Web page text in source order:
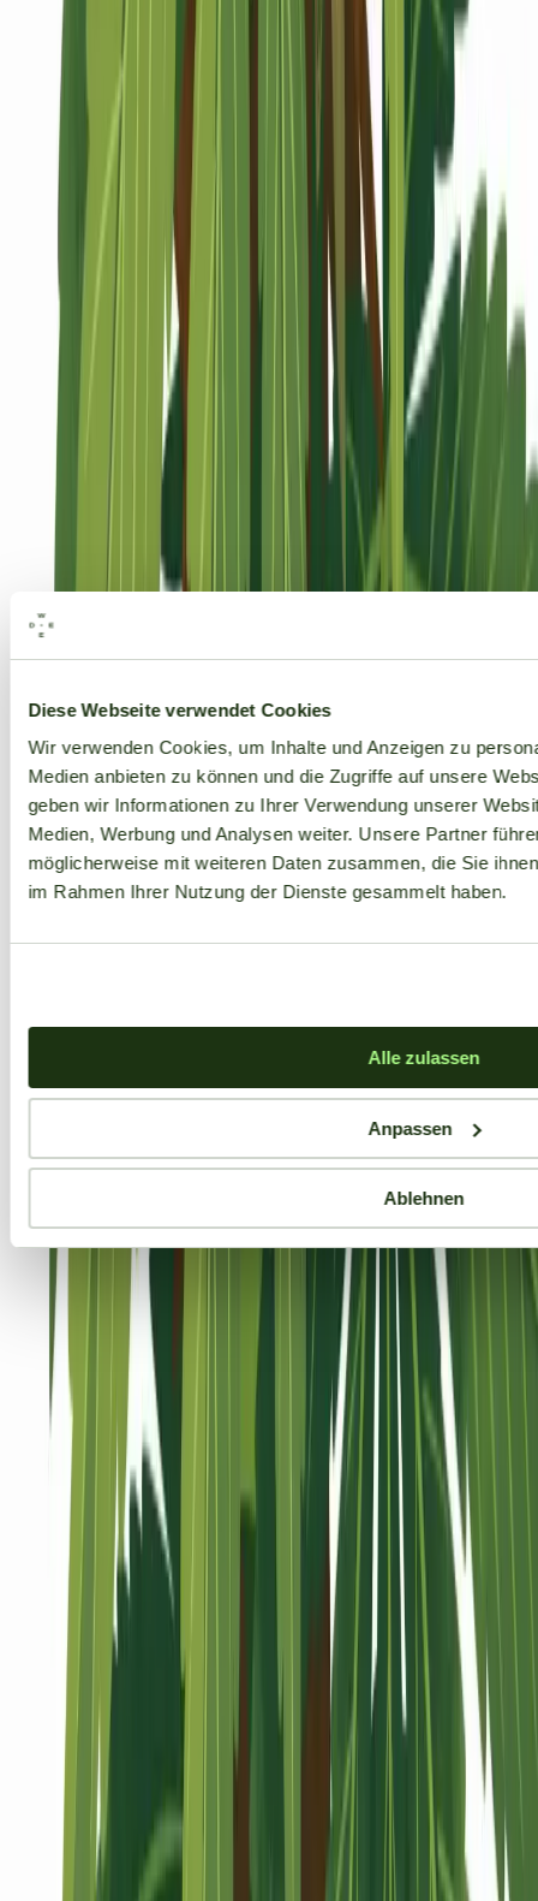
Diese Webseite verwendet Cookies
Wir verwenden Cookies, um Inhalte und Anzeigen zu
Medien anbieten zu können und die Zugriffe auf unsere
geben wir Informationen zu Ihrer Verwendung unserer
Medien, Werbung und Analysen weiter. Unsere Partner
möglicherweise mit weiteren Daten zusammen, die Sie
im Rahmen Ihrer Nutzung der Dienste gesammelt haben.
Alle zulassen
Anpassen
Ablehnen
Marken
Seedbanks